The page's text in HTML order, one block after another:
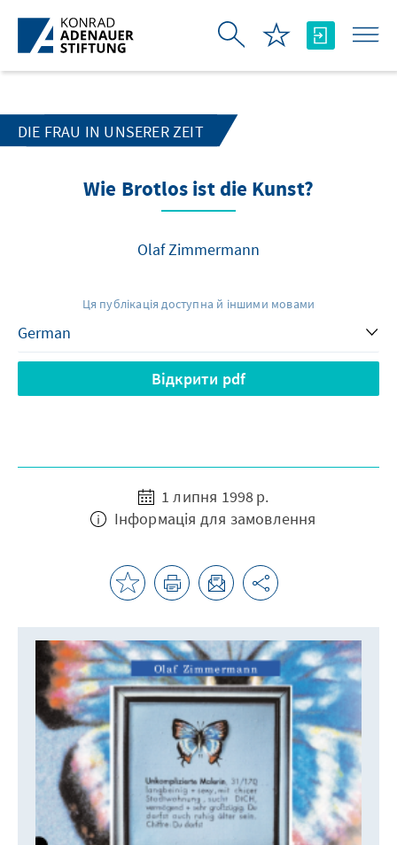
Skip to Main Content
DIE FRAU IN UNSERER ZEIT
Wie Brotlos ist die Kunst?
Olaf Zimmermann
Ця публікація доступна й іншими мовами
Відкрити pdf
1 липня 1998 р.
Інформація для замовлення